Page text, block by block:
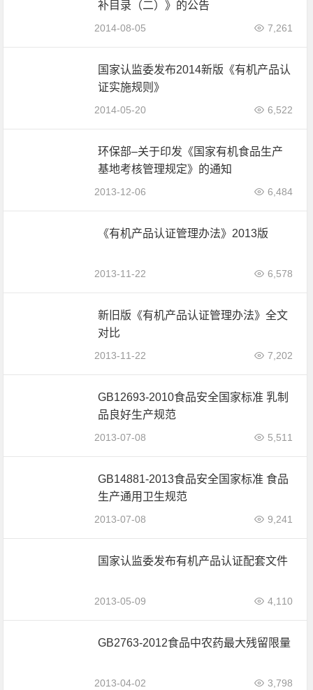
补目录（二）》的公告
2014-08-05 7,261
国家认监委发布2014新版《有机产品认
证实施规则》
2014-05-20 6,522
环保部–关于印发《国家有机食品生产
基地考核管理规定》的通知
2013-12-06 6,484
《有机产品认证管理办法》2013版
2013-11-22 6,578
新旧版《有机产品认证管理办法》全文
对比
2013-11-22 7,202
GB12693-2010食品安全国家标准 乳制
品良好生产规范
2013-07-08 5,511
GB14881-2013食品安全国家标准 食品
生产通用卫生规范
2013-07-08 9,241
国家认监委发布有机产品认证配套文件
2013-05-09 4,110
GB2763-2012食品中农药最大残留限量
2013-04-02 3,798